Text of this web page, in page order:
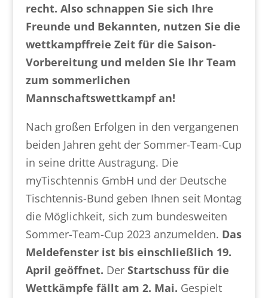
recht. Also schnappen Sie sich Ihre
Freunde und Bekannten, nutzen Sie die
wettkampffreie Zeit für die Saison-
Vorbereitung und melden Sie Ihr Team
zum sommerlichen
Mannschaftswettkampf an!
Nach großen Erfolgen in den vergangenen
beiden Jahren geht der Sommer-Team-Cup
in seine dritte Austragung. Die
myTischtennis GmbH und der Deutsche
Tischtennis-Bund geben Ihnen seit Montag
die Möglichkeit, sich zum bundesweiten
Sommer-Team-Cup 2023 anzumelden. Das
Meldefenster ist bis einschließlich 19.
April geöffnet. Der Startschuss für die
Wettkämpfe fällt am 2. Mai. Gespielt